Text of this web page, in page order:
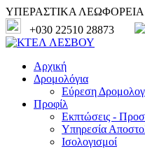
ΥΠΕΡΑΣΤΙΚΑ
+030 22510 28873
Αρχική
Δρομολόγια
Εύρεση
Προφίλ
Εκπτώσεις -
Υπηρεσία
Ισολογισμοί